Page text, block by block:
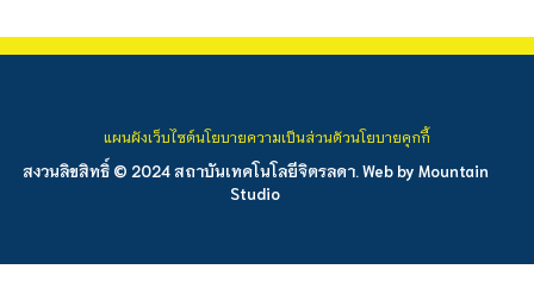
สงวนลิขสิทธิ์ © 2024 สถาบันเทคโนโลยีจิตรลดา. Web by Mountain
Studio
แผนผังเว็บไซต์นโยบายความเป็นส่วนตัวนโยบายคุกกี้